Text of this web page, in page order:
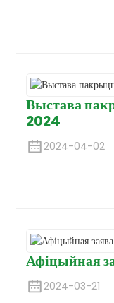
Выстава
2024
2024-04-02
Афіцыйная
2024-03-21